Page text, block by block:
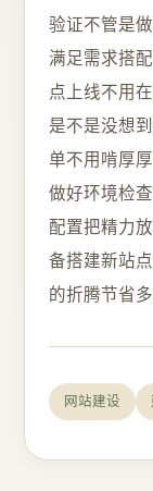
验证不管是
满足需求搭
点上线不用
是不是没想
单不用啃厚
做好环境检
配置把精力
备搭建新站
的折腾节省多
网站建设